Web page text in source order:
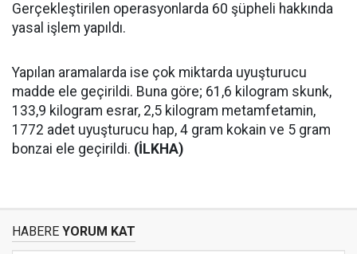
Gerçekleştirilen operasyonlarda 60 şüpheli hakkında
yasal işlem yapıldı.
Yapılan aramalarda ise çok miktarda uyuşturucu
madde ele geçirildi. Buna göre; 61,6 kilogram skunk,
133,9 kilogram esrar, 2,5 kilogram metamfetamin,
1772 adet uyuşturucu hap, 4 gram kokain ve 5 gram
bonzai ele geçirildi. (İLKHA)
HABERE YORUM KAT